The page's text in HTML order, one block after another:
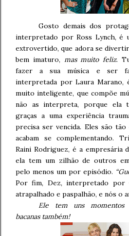
Gosto demais dos
interpretado por Ross Lynch, é
extrovertido, que adora se
bem imaturo, mas muito feliz.
fazer a sua música e ser
interpretada por Laura Marano,
muito inteligente, que compõe
não as interpreta, porque ela
graças a uma experiência
precisa ser vencida. Eles são
acabam se complementando.
Raini Rodriguez, é a empresária
ela tem um zilhão de outros
pelo menos um por episódio.
Por fim, Dez, interpretado por
atrapalhado e paspalhão, e nós o
Ele tem uns momentos
bacanas também!